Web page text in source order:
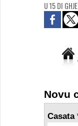
U 15 DI
Novu
Casata